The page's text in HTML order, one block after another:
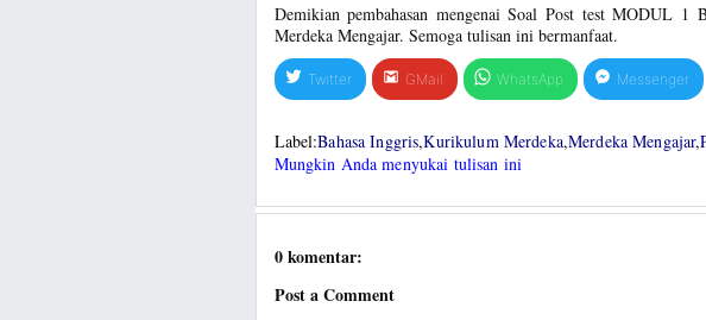
Demikian pembahasan mengenai Soal Post test MODUL 1
Merdeka Mengajar. Semoga tulisan ini bermanfaat.
Twitter GMail WhatsApp Messenger
Label:Bahasa Inggris,Kurikulum Merdeka,Merdeka Mengajar,
Mungkin Anda menyukai tulisan ini
0 komentar:
Post a Comment